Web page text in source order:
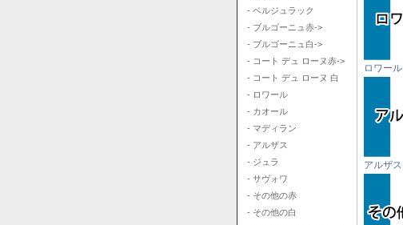
- ベルジュラック
- ブルゴーニュ赤->
- ブルゴーニュ白->
- コート デュ ローヌ赤->
- コート デュ ローヌ 白
- ロワール
- カオール
- マディラン
- アルザス
- ジュラ
- サヴォワ
- その他の赤
- その他の白
ロワール
アルザス